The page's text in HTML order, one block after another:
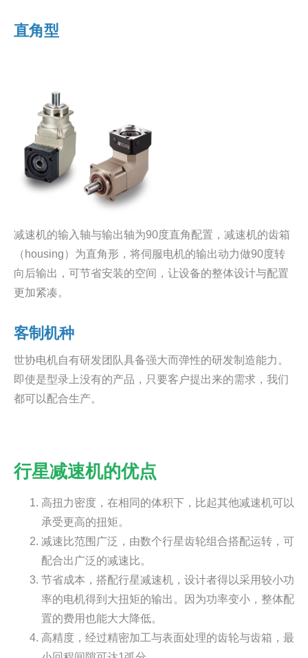
直角型
减速机的输入轴与输出轴为90度直角配置，减速机的齿箱
（housing）为直角形，将伺服电机的输出动力做90度转
向后输出，可节省安装的空间，让设备的整体设计与配置
更加紧凑。
客制机种
世协电机自有研发团队具备强大而弹性的研发制造能力。
即使是型录上没有的产品，只要客户提出来的需求，我们
都可以配合生产。
行星减速机的优点
高扭力密度，在相同的体积下，比起其他减速机可以
承受更高的扭矩。
减速比范围广泛，由数个行星齿轮组合搭配运转，可
配合出广泛的减速比。
节省成本，搭配行星减速机，设计者得以采用较小功
率的电机得到大扭矩的输出。因为功率变小，整体配
置的费用也能大大降低。
高精度，经过精密加工与表面处理的齿轮与齿箱，最